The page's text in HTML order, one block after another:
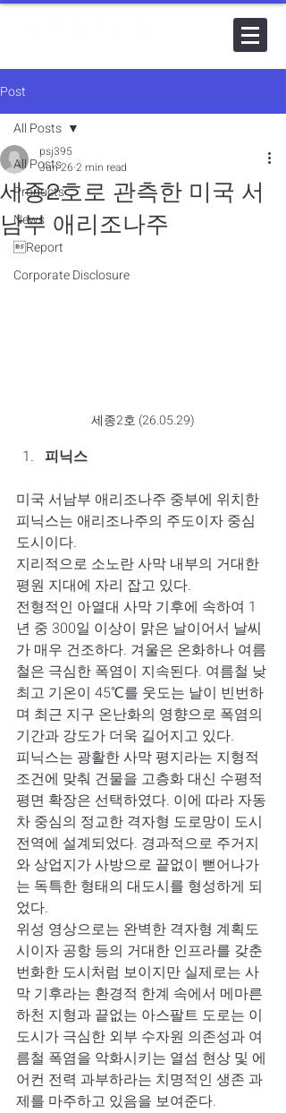
Post
All Posts
Products
News
Report
Corporate Disclosure
All Posts
세종2호로 관측한 미국 서
남부 애리조나주
psj395
Jun 26 2 min read
세종2호 (26.05.29)
피닉스
미국 서남부 애리조나주 중부에 위치한
피닉스는 애리조나주의 주도이자 중심
도시이다.
지리적으로 소노란 사막 내부의 거대한
평원 지대에 자리 잡고 있다.
전형적인 아열대 사막 기후에 속하여 1
년 중 300일 이상이 맑은 날이어서 날씨
가 매우 건조하다. 겨울은 온화하나 여름
철은 극심한 폭염이 지속된다. 여름철 낮
최고 기온이 45℃를 웃도는 날이 빈번하
며 최근 지구 온난화의 영향으로 폭염의
기간과 강도가 더욱 길어지고 있다.
피닉스는 광활한 사막 평지라는 지형적
조건에 맞춰 건물을 고층화 대신 수평적
평면 확장은 선택하였다. 이에 따라 자동
차 중심의 정교한 격자형 도로망이 도시
전역에 설계되었다. 경과적으로 주거지
와 상업지가 사방으로 끝없이 뻗어나가
는 독특한 형태의 대도시를 형성하게 되
었다.
위성 영상으로는 완벽한 격자형 계획도
시이자 공항 등의 거대한 인프라를 갖춘
번화한 도시처럼 보이지만 실제로는 사
막 기후라는 환경적 한계 속에서 메마른
하천 지형과 끝없는 아스팔트 도로는 이
도시가 극심한 외부 수자원 의존성과 여
름철 폭염을 악화시키는 열섬 현상 및 에
어컨 전력 과부하라는 치명적인 생존 과
제를 마주하고 있음을 보여준다.